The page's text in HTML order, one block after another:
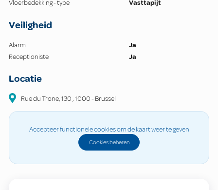
Vloerbedekking - type Vasttapijt
Veiligheid
Alarm
Ja
Receptioniste
Ja
Locatie
Rue du Trone, 130 ,1000-Brussel
Accepteer functionele cookies om de kaart weer te geven
Cookies beheren